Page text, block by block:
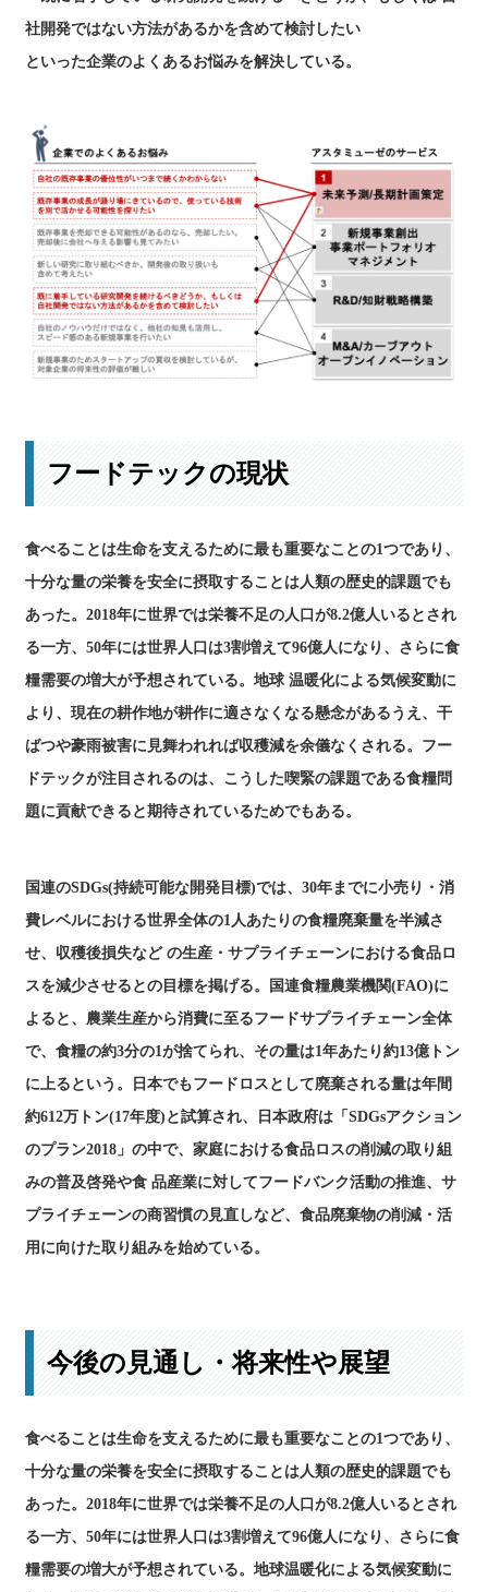
社開発ではない方法があるかを含めて検討したい
といった企業のよくあるお悩みを解決している。
フードテックの現状
食べることは生命を支えるために最も重要なことの1つであり、
十分な量の栄養を安全に摂取することは人類の歴史的課題でも
あった。2018年に世界では栄養不足の人口が8.2億人いるとされ
る一方、50年には世界人口は3割増えて96億人になり、さらに食
糧需要の増大が予想されている。地球 温暖化による気候変動に
より、現在の耕作地が耕作に適さなくなる懸念があるうえ、干
ばつや豪雨被害に見舞われれば収穫減を余儀なくされる。フー
ドテックが注目されるのは、こうした喫緊の課題である食糧問
題に貢献できると期待されているためでもある。
国連のSDGs(持続可能な開発目標)では、30年までに小売り・消
費レベルにおける世界全体の1人あたりの食糧廃棄量を半減さ
せ、収穫後損失など の生産・サプライチェーンにおける食品ロ
スを減少させるとの目標を掲げる。国連食糧農業機関(FAO)に
よると、農業生産から消費に至るフードサプライチェーン全体
で、食糧の約3分の1が捨てられ、その量は1年あたり約13億トン
に上るという。日本でもフードロスとして廃棄される量は年間
約612万トン(17年度)と試算され、日本政府は「SDGsアクション
のプラン2018」の中で、家庭における食品ロスの削減の取り組
みの普及啓発や食 品産業に対してフードバンク活動の推進、サ
プライチェーンの商習慣の見直しなど、食品廃棄物の削減・活
用に向けた取り組みを始めている。
今後の見通し・将来性や展望
食べることは生命を支えるために最も重要なことの1つであり、
十分な量の栄養を安全に摂取することは人類の歴史的課題でも
あった。2018年に世界では栄養不足の人口が8.2億人いるとされ
る一方、50年には世界人口は3割増えて96億人になり、さらに食
糧需要の増大が予想されている。地球温暖化による気候変動に